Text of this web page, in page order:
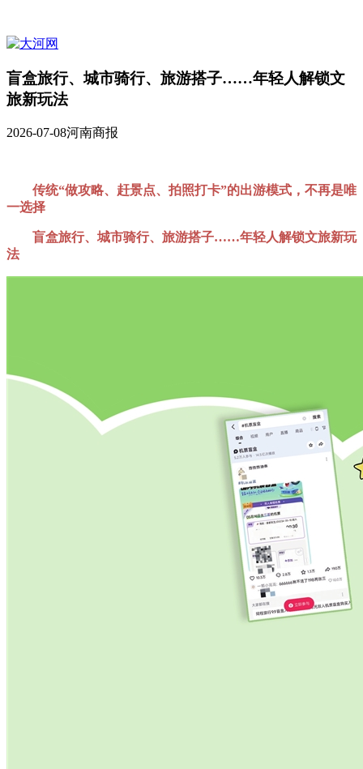
盲盒旅行、城市骑行、旅游搭子……年轻人解锁文
旅新玩法
2026-07-08河南商报
传统“做攻略、赶景点、拍照打卡”的出游模式，不再是唯
一选择
盲盒旅行、城市骑行、旅游搭子……年轻人解锁文旅新玩
法